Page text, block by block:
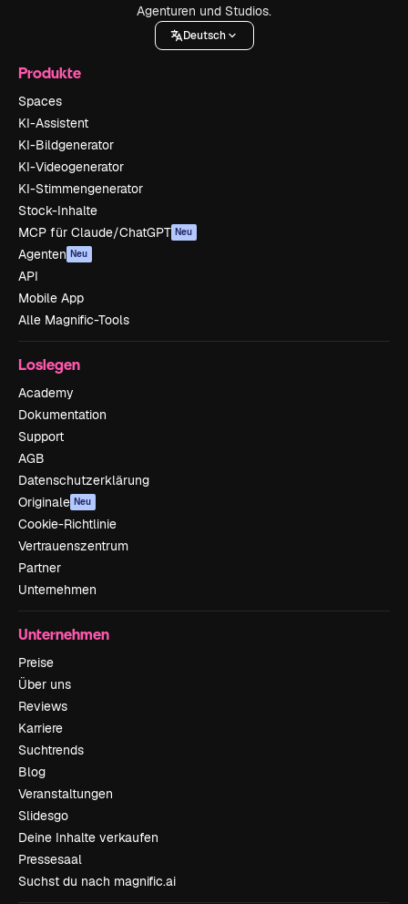
Agenturen und Studios.
Deutsch
Produkte
Spaces
KI-Assistent
KI-Bildgenerator
KI-Videogenerator
KI-Stimmengenerator
Stock-Inhalte
MCP für Claude/ChatGPT Neu
Agenten Neu
API
Mobile App
Alle Magnific-Tools
Loslegen
Academy
Dokumentation
Support
AGB
Datenschutzerklärung
Originale Neu
Cookie-Richtlinie
Vertrauenszentrum
Partner
Unternehmen
Unternehmen
Preise
Über uns
Reviews
Karriere
Suchtrends
Blog
Veranstaltungen
Slidesgo
Deine Inhalte verkaufen
Pressesaal
Suchst du nach magnific.ai